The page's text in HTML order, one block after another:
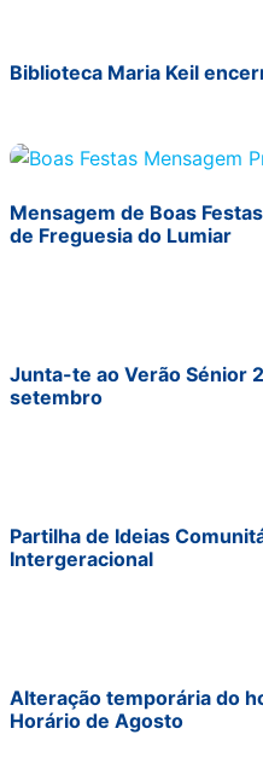
Biblioteca Maria Keil
Mensagem de Boas
de Freguesia do Lumiar
Junta-te ao Verão Sénior
setembro
Partilha de Ideias
Intergeracional
Alteração temporária do
Horário de Agosto